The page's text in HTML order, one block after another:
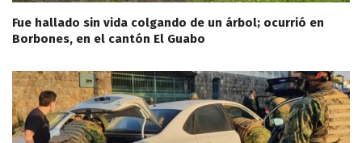
Fue hallado sin vida colgando de un árbol; ocurrió en
Borbones, en el cantón El Guabo